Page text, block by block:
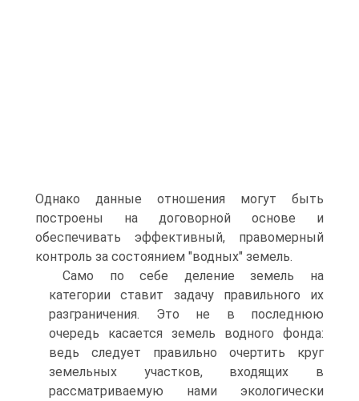
Однако данные отношения могут быть
построены на договорной основе и
обеспечивать эффективный, правомерный
контроль за состоянием "водных" земель.
Само по себе деление земель на
категории ставит задачу правильного их
разграничения. Это не в последнюю
очередь касается земель водного фонда:
ведь следует правильно очертить круг
земельных участков, входящих в
рассматриваемую нами экологически